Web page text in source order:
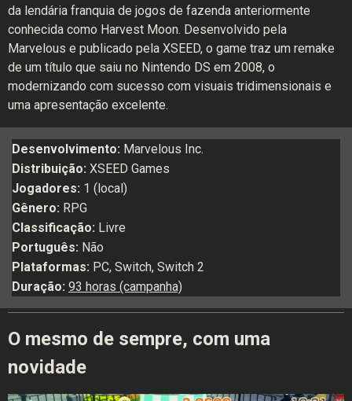
da lendária franquia de jogos de fazenda anteriormente
conhecida como Harvest Moon. Desenvolvido pela
Marvelous e publicado pela XSEED, o game traz um remake
de um título que saiu no Nintendo DS em 2008, o
modernizando com sucesso com visuais tridimensionais e
uma apresentação excelente.
Desenvolvimento: Marvelous Inc.
Distribuição: XSEED Games
Jogadores: 1 (local)
Gênero: RPG
Classificação: Livre
Português: Não
Plataformas: PC, Switch, Switch 2
Duração: 93 horas (campanha)
O mesmo de sempre, com uma
novidade